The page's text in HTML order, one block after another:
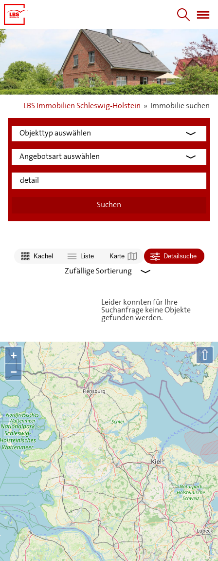
LBS Immobilien Schleswig-Holstein » Immobilie suchen
Kachel Liste Karte Detailsuche
Leider konnten für Ihre
Suchanfrage keine Objekte
gefunden werden.
+
−
⇧